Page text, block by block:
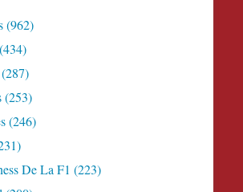
(962)
(253)
(246)
De La F1 (223)